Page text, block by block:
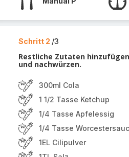
Schritt 2 /3
Restliche Zutaten
und nachwürzen.
300ml Cola
1 1/2 Tasse Ketchup
1/4 Tasse Apfelessig
1/4 Tasse
1EL Cilipulver